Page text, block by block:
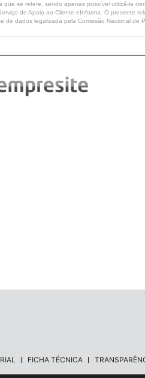
que se refere, sendo apenas possível utilizá-la
de Apoio ao Cliente eInforma. O presente
de dados legalizada pela Comissão Nacional de